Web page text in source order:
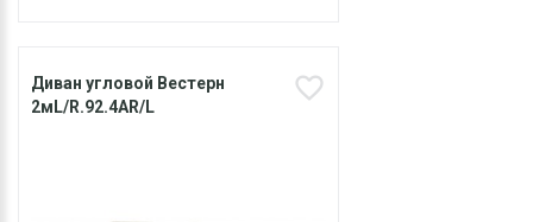
Диван угловой Вестерн
2мL/R.92.4АR/L